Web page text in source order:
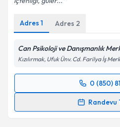
Adres 1 Adres 2
Can Psikoloji ve Danışmanlık
Kızılırmak, Ufuk Ünv. Cd. Farilya İş
0 (850)
Randevu
Randevu Takvimi